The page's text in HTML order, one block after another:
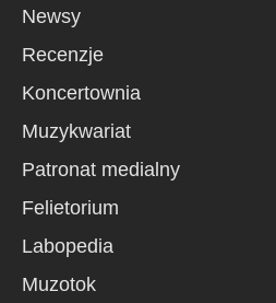
Newsy
Recenzje
Koncertownia
Muzykwariat
Patronat medialny
Felietorium
Labopedia
Muzotok